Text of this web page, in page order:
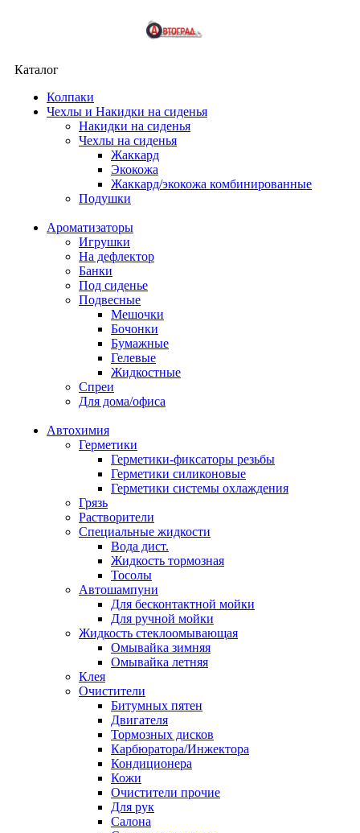
Каталог
Колпаки
Чехлы и Накидки на сиденья
Накидки на сиденья
Чехлы на сиденья
Жаккард
Экокожа
Жаккард/экокожа комбинированные
Подушки
Ароматизаторы
Игрушки
На дефлектор
Банки
Под сиденье
Подвесные
Мешочки
Бочонки
Бумажные
Гелевые
Жидкостные
Спреи
Для дома/офиса
Автохимия
Герметики
Герметики-фиксаторы резьбы
Герметики силиконовые
Герметики системы охлаждения
Грязь
Растворители
Специальные жидкости
Вода дист.
Жидкость тормозная
Тосолы
Автошампуни
Для бесконтактной мойки
Для ручной мойки
Жидкость стеклоомывающая
Омывайка зимняя
Омывайка летняя
Клея
Очистители
Битумных пятен
Двигателя
Тормозных дисков
Карбюратора/Инжектора
Кондиционера
Кожи
Очистители прочие
Для рук
Салона